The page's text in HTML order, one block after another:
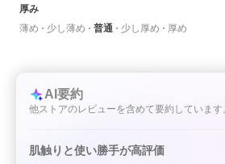
厚み
薄め
少し薄め 普通 少し厚め 厚め
AI要約
他ストアのレビューを含めて要約しています
肌触りと使い勝手が高評価